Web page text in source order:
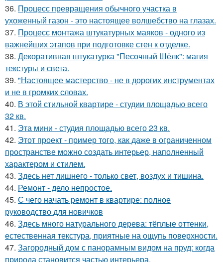
36. Процесс превращения обычного участка в
ухоженный газон - это настоящее волшебство на глазах.
37. Процесс монтажа штукатурных маяков - одного из
важнейших этапов при подготовке стен к отделке.
38. Декоративная штукатурка "Песочный Шёлк": магия
текстуры и света.
39. "Настоящее мастерство - не в дорогих инструментах
и не в громких словах.
40. В этой стильной квартире - студии площадью всего
32 кв.
41. Эта мини - студия площадью всего 23 кв.
42. Этот проект - пример того, как даже в ограниченном
пространстве можно создать интерьер, наполненный
характером и стилем.
43. Здесь нет лишнего - только свет, воздух и тишина.
44. Ремонт - дело непростое.
45. С чего начать ремонт в квартире: полное
руководство для новичков
46. Здесь много натурального дерева: тёплые оттенки,
естественная текстура, приятные на ощупь поверхности.
47. Загородный дом с панорамным видом на пруд: когда
природа становится частью интерьера.